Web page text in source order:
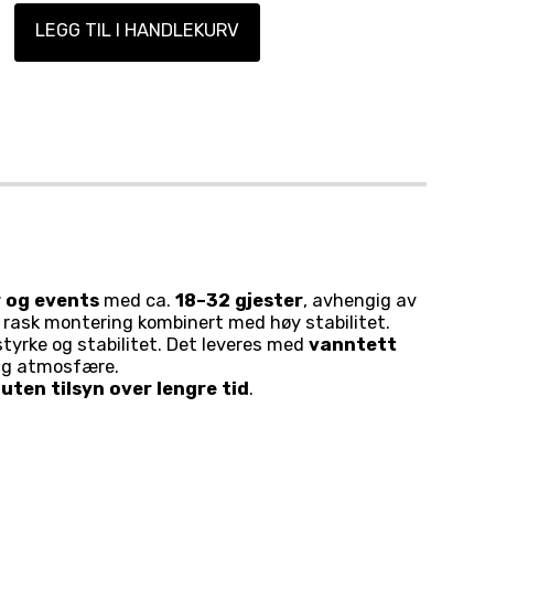
LEGG TIL I HANDLEKURV
og events med ca. 18–32 gjester, avhengig av
montering kombinert med høy stabilitet.
og stabilitet. Det leveres med vanntett
atmosfære.
tilsyn over lengre tid.